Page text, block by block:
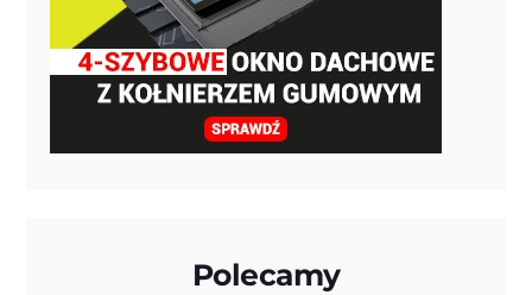
Polecamy